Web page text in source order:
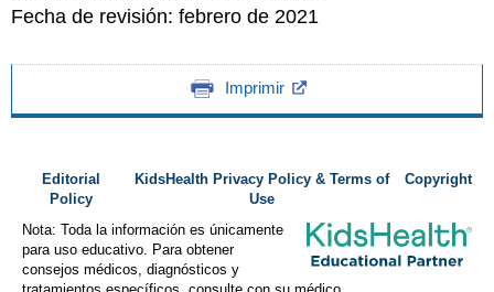
Fecha de revisión: febrero de 2021
Imprimir
Editorial
Policy
KidsHealth Privacy Policy & Terms of
Use
Copyright
Nota: Toda la información es únicamente
para uso educativo. Para obtener
consejos médicos, diagnósticos y